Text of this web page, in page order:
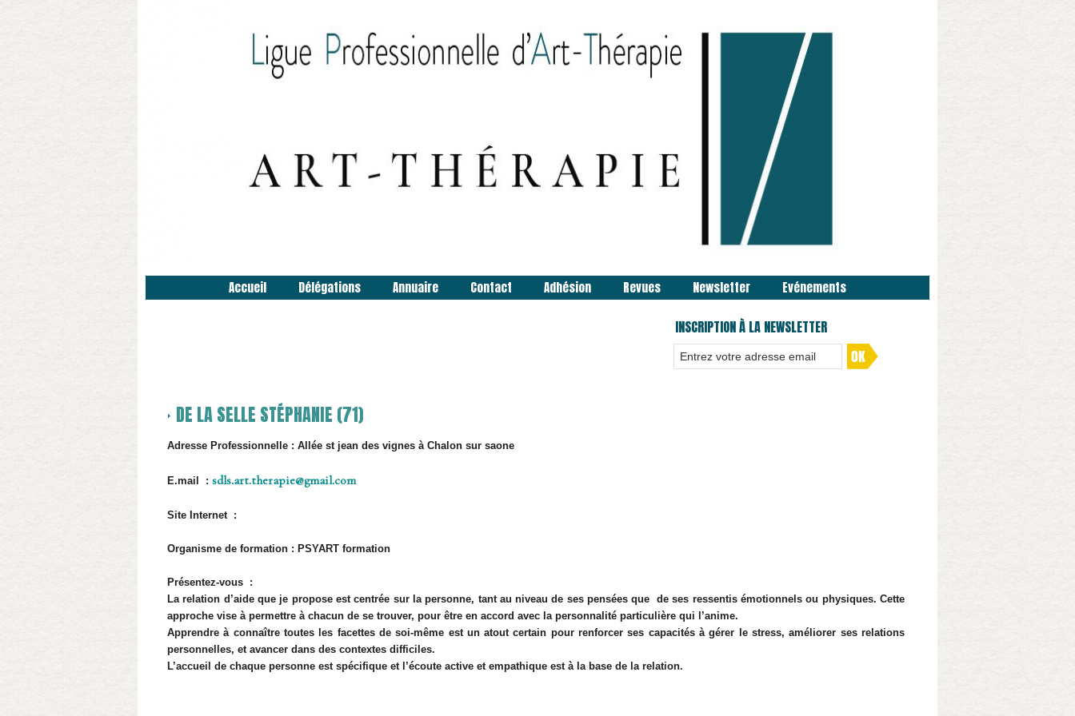
Accueil Délégations Annuaire Contact Adhésion Revues Newsletter Evénements
INSCRIPTION À LA NEWSLETTER
DE LA SELLE STÉPHANIE (71)
Adresse Professionnelle : Allée st jean des vignes à Chalon sur saone
E.mail : sdls.art.therapie@gmail.com
Site Internet :
Organisme de formation : PSYART formation
Présentez-vous :
La relation d’aide que je propose est centrée sur la personne, tant au niveau de ses pensées que de ses ressentis émotionnels ou physiques. Cette
approche vise à permettre à chacun de se trouver, pour être en accord avec la personnalité particulière qui l’anime.
Apprendre à connaître toutes les facettes de soi-même est un atout certain pour renforcer ses capacités à gérer le stress, améliorer ses relations
personnelles, et avancer dans des contextes difficiles.
L’accueil de chaque personne est spécifique et l’écoute active et empathique est à la base de la relation.